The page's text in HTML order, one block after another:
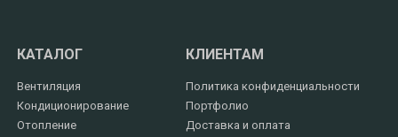
КАТАЛОГ
Вентиляция
Кондиционирование
Отопление
КЛИЕНТАМ
Политика конфиденциальности
Портфолио
Доставка и оплата